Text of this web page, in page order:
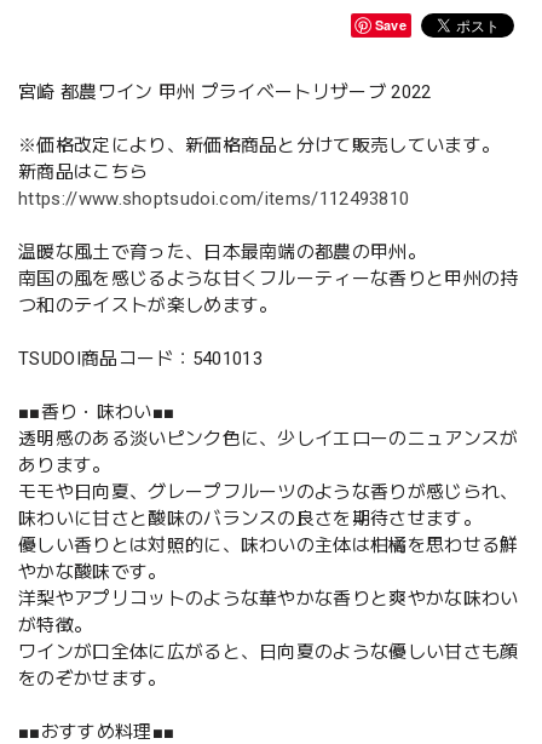
Save
宮崎 都農ワイン 甲州 プライベートリザーブ 2022
※価格改定により、新価格商品と分けて販売しています。
新商品はこちら
https://www.shoptsudoi.com/items/112493810
温暖な風土で育った、日本最南端の都農の甲州。
南国の風を感じるような甘くフルーティーな香りと甲州の持
つ和のテイストが楽しめます。
TSUDOI商品コード：5401013
■■香り・味わい■■
透明感のある淡いピンク色に、少しイエローのニュアンスが
あります。
モモや日向夏、グレープフルーツのような香りが感じられ、
味わいに甘さと酸味のバランスの良さを期待させます。
優しい香りとは対照的に、味わいの主体は柑橘を思わせる鮮
やかな酸味です。
洋梨やアプリコットのような華やかな香りと爽やかな味わい
が特徴。
ワインが口全体に広がると、日向夏のような優しい甘さも顔
をのぞかせます。
■■おすすめ料理■■